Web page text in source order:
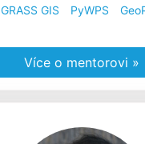
GRASS GIS PyWPS
Více o mentorovi »